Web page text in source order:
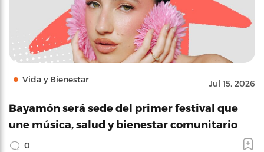
Vida y Bienestar Jul 15, 2026
Bayamón será sede del primer festival que
une música, salud y bienestar comunitario
0